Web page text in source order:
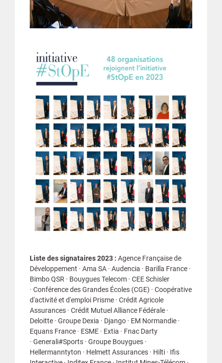
Liste des signataires 2023 : Agence Française de
Développement · Ama SA · Audencia · Barilla France ·
Bimbo QSR · Bouygues Telecom · CEE Schisler
· Conférence des Grandes Écoles (CGE) · Coopérative
d'activité et d'emploi Prisme · Crédit Agricole
Assurances · Crédit Mutuel Alliance Fédérale ·
Deloitte · Groupe Dexia · Django · EM Normandie ·
Equans France · ESME · Extia · Fnac Darty
· Generali#Sports · Groupe Bouygues ·
Hellermanntyton · Helmett Assurances · Hilti · Ifis